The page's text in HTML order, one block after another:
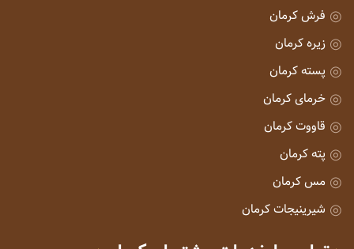
فرش کرمان
زیره کرمان
پسته کرمان
خرمای کرمان
قاووت کرمان
پته کرمان
مس کرمان
شیرینیجات کرمان